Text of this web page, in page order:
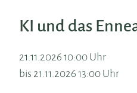
KI und das
21.11.2026 10:00 Uhr
bis 21.11.2026 13:00 Uhr